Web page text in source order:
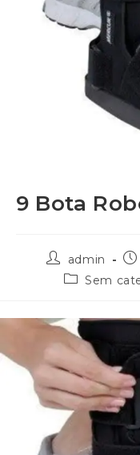
9 Bota
admin
Sem